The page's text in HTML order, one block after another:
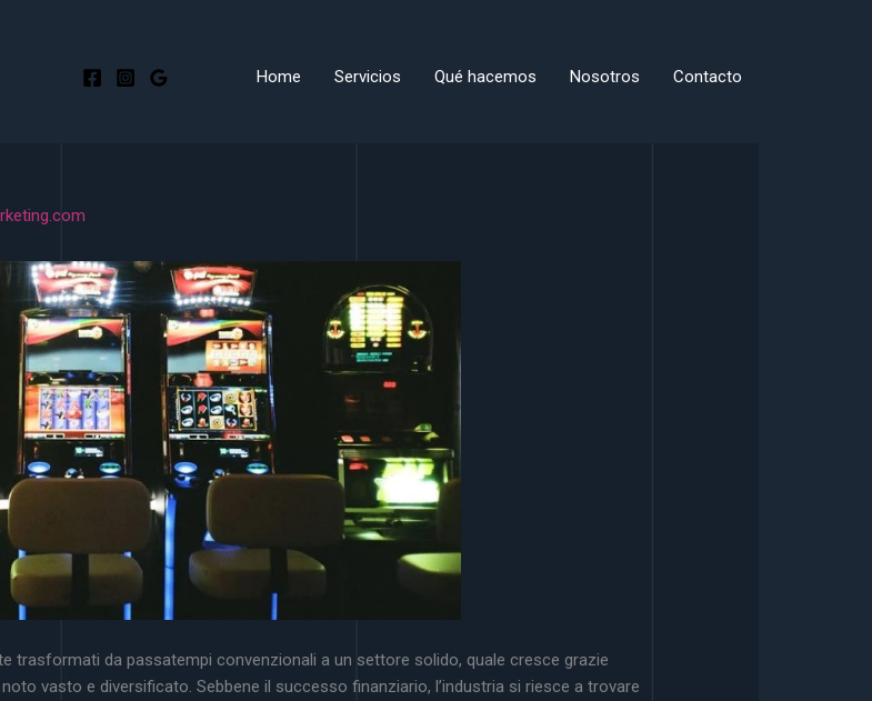
Home Servicios Qué hacemos Nosotros Contacto
da passatempi convenzionali a un settore solido, quale cresce grazie
vasto e diversificato. Sebbene il successo finanziario, l’industria si riesce a trovare